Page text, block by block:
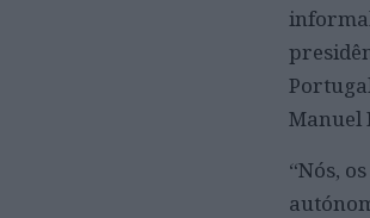
Manuel
“Nós,